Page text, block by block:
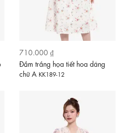
710.000 ₫
Đầm trắng họa tiết hoa dáng
chữ A KK189-12